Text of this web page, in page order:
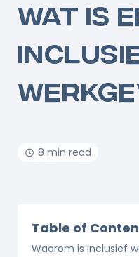
WAT IS
8 min read
Table of
Waarom is inclusief